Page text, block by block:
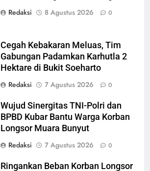
Redaksi
8 Agustus 2026 0
Cegah Kebakaran Meluas, Tim
Gabungan Padamkan Karhutla 2
Hektare di Bukit Soeharto
Redaksi
7 Agustus 2026 0
Wujud Sinergitas TNI-Polri dan
BPBD Kubar Bantu Warga Korban
Longsor Muara Bunyut
Redaksi
7 Agustus 2026 0
Ringankan Beban Korban Longsor